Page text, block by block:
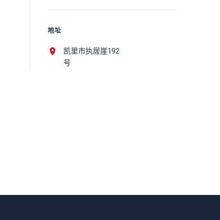
地址
凯里市执居崖192
号